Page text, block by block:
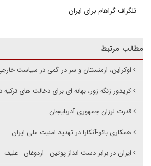
تلگراف گراهام برای ایران
مطالب مرتبط
اوکراین، ارمنستان و سر در گمی در سیاست
کریدور زنگه زور، بهانه ای برای دخالت های ترکیه
قدرت لرزان جمهوری آذربایجان
همکاری باکو-آنکارا در تهدید امنیت ملی ایران
ایران در برابر دست انداز پوتین - اردوغان - علیف